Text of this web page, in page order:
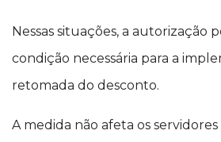
Nessas situações, a autorização
condição necessária para a
retomada do desconto.
A medida não afeta os